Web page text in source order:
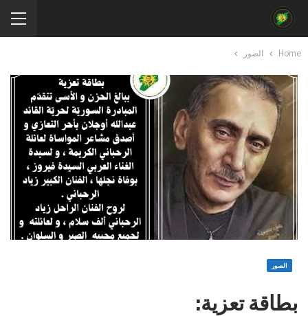
Home الصور
الصور
بطاقة تعزية: